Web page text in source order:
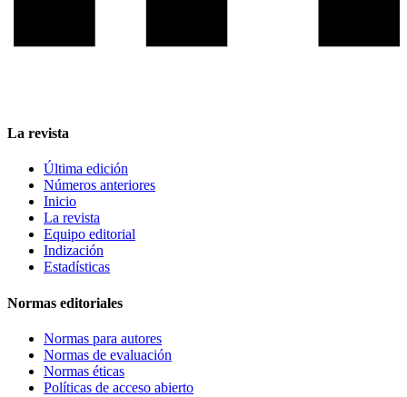
La revista
Última edición
Números anteriores
Inicio
La revista
Equipo editorial
Indización
Estadísticas
Normas editoriales
Normas para autores
Normas de evaluación
Normas éticas
Políticas de acceso abierto